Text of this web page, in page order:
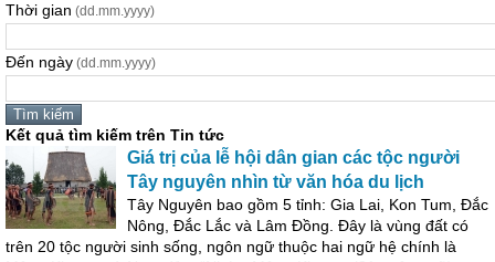
Thời gian (dd.mm.yyyy)
Đến ngày (dd.mm.yyyy)
Kết quả tìm kiếm trên Tin tức
Giá trị của lễ hội dân gian các tộc người
Tây nguyên nhìn từ văn hóa du lịch
Tây Nguyên bao gồm 5 tỉnh: Gia Lai, Kon Tum, Đắc
Nông, Đắc Lắc và Lâm Đồng. Đây là vùng đất có
trên 20 tộc người sinh sống, ngôn ngữ thuộc hai ngữ hệ chính là